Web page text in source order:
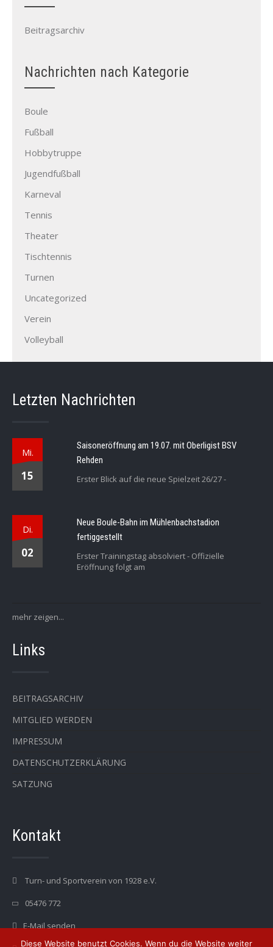
Beitragsarchiv
Nachrichten nach Kategorie
Boule
Fußball
Hobbytruppe
Jugendfußball
Karneval
Tennis
Theater
Tischtennis
Turnen
Uncategorized
Verein
Volleyball
Letzten Nachrichten
Mi.
15
Saisoneröffnung am 19.07. mit Oberligist BSV
Rehden
Erster Blick auf die neue Spielzeit 26/27 -
Di.
02
Neue Boule-Bahn im Mühlenbachstadion
fertiggestellt
Erster Trainingstag absolviert - Offizielle
Eröffnung folgt am
mehr zeigen...
Links
BEITRAGSARCHIV
MITGLIED WERDEN
IMPRESSUM
DATENSCHUTZERKLÄRUNG
SATZUNG
Kontakt
Turn- und Sportverein von 1928 e.V.
05476 772
E-Mail senden
Diese Website benutzt Cookies. Wenn du die Website weiter